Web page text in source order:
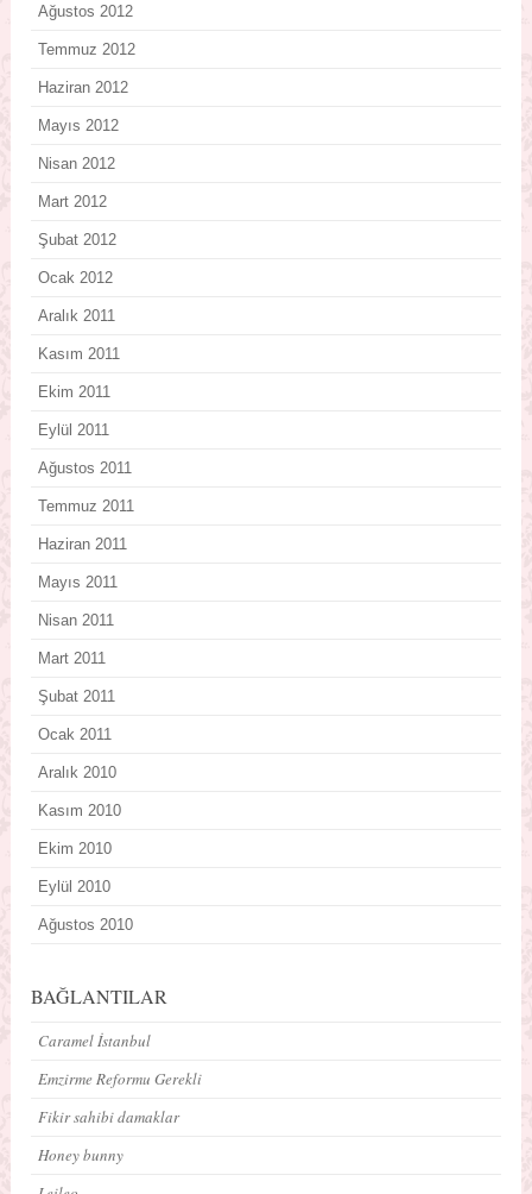
Ağustos 2012
Temmuz 2012
Haziran 2012
Mayıs 2012
Nisan 2012
Mart 2012
Şubat 2012
Ocak 2012
Aralık 2011
Kasım 2011
Ekim 2011
Eylül 2011
Ağustos 2011
Temmuz 2011
Haziran 2011
Mayıs 2011
Nisan 2011
Mart 2011
Şubat 2011
Ocak 2011
Aralık 2010
Kasım 2010
Ekim 2010
Eylül 2010
Ağustos 2010
BAĞLANTILAR
Caramel İstanbul
Emzirme Reformu Gerekli
Fikir sahibi damaklar
Honey bunny